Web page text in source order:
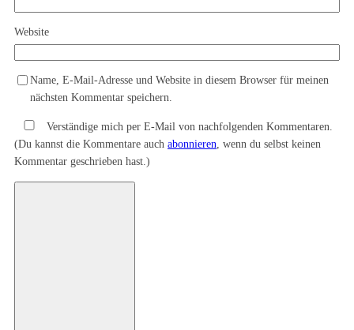
Website
Name, E-Mail-Adresse und Website in diesem Browser für meinen
nächsten Kommentar speichern.
Verständige mich per E-Mail von nachfolgenden Kommentaren.
(Du kannst die Kommentare auch abonnieren , wenn du selbst keinen
Kommentar geschrieben hast.)